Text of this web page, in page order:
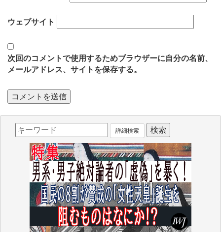
ウェブサイト
次回のコメントで使用するためブラウザーに自分の名前、
メールアドレス、サイトを保存する。
詳細検索